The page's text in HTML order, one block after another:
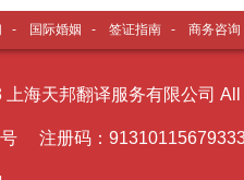
- 国际婚姻 - 签证指南 - 商务咨询
海天邦翻译服务有限公司
号 注册码：